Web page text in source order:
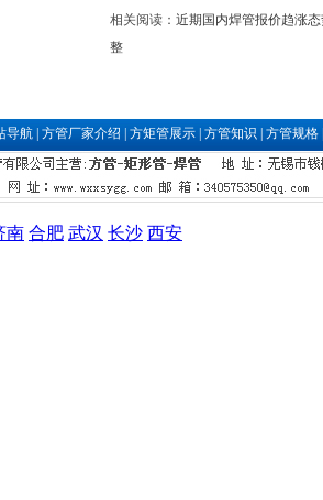
相关阅读： 近期国内焊管报价趋涨
整
导航| 方管厂家介绍 方矩管展示| 方管知识 方管规格
南 合肥 武汉 长沙 西安